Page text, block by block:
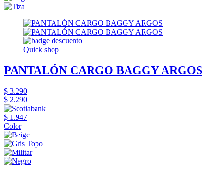
Quick shop
PANTALÓN CARGO BAGGY ARGOS
$ 3.290
$ 2.290
$ 1.947
Color